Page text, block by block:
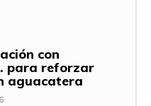
con
para reforzar
aguacatera